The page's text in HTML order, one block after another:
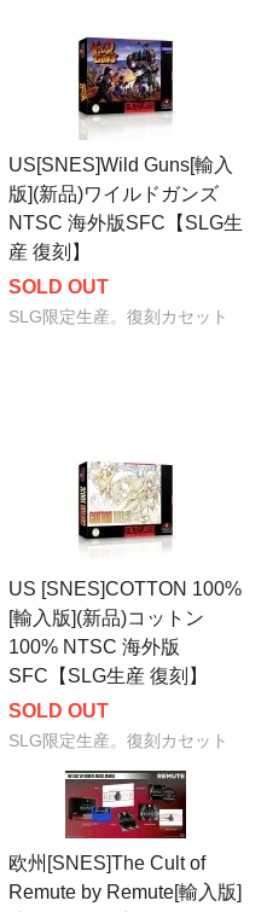
US[SNES]Wild Guns[輸入
版](新品)ワイルドガンズ
NTSC 海外版SFC【SLG生
産 復刻】
SOLD OUT
SLG限定生産。復刻カセット
US [SNES]COTTON 100%
[輸入版](新品)コットン
100% NTSC 海外版
SFC【SLG生産 復刻】
SOLD OUT
SLG限定生産。復刻カセット
欧州[SNES]The Cult of
Remute by Remute[輸入版]